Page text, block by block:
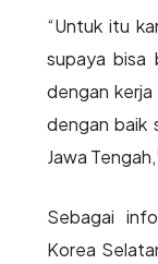
“Untuk itu
supaya bisa
dengan kerja
dengan baik
Jawa
Sebagai
Korea